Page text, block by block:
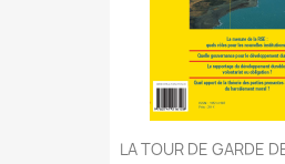
LA TOUR DE GARDE